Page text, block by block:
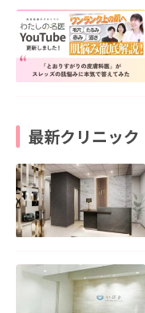
最新クリニック